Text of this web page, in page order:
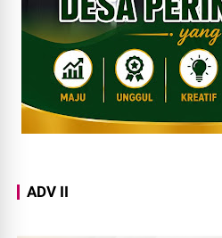
ADV II